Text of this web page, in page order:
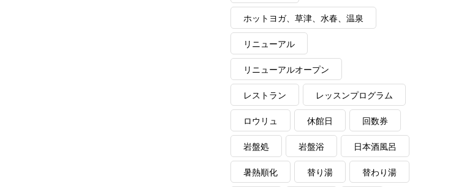
ホットヨガ、草津、水春、温泉
リニューアル
リニューアルオープン
レストラン レッスンプログラム
ロウリュ 休館日 回数券
岩盤処 岩盤浴 日本酒風呂
暑熱順化 替り湯 替わり湯